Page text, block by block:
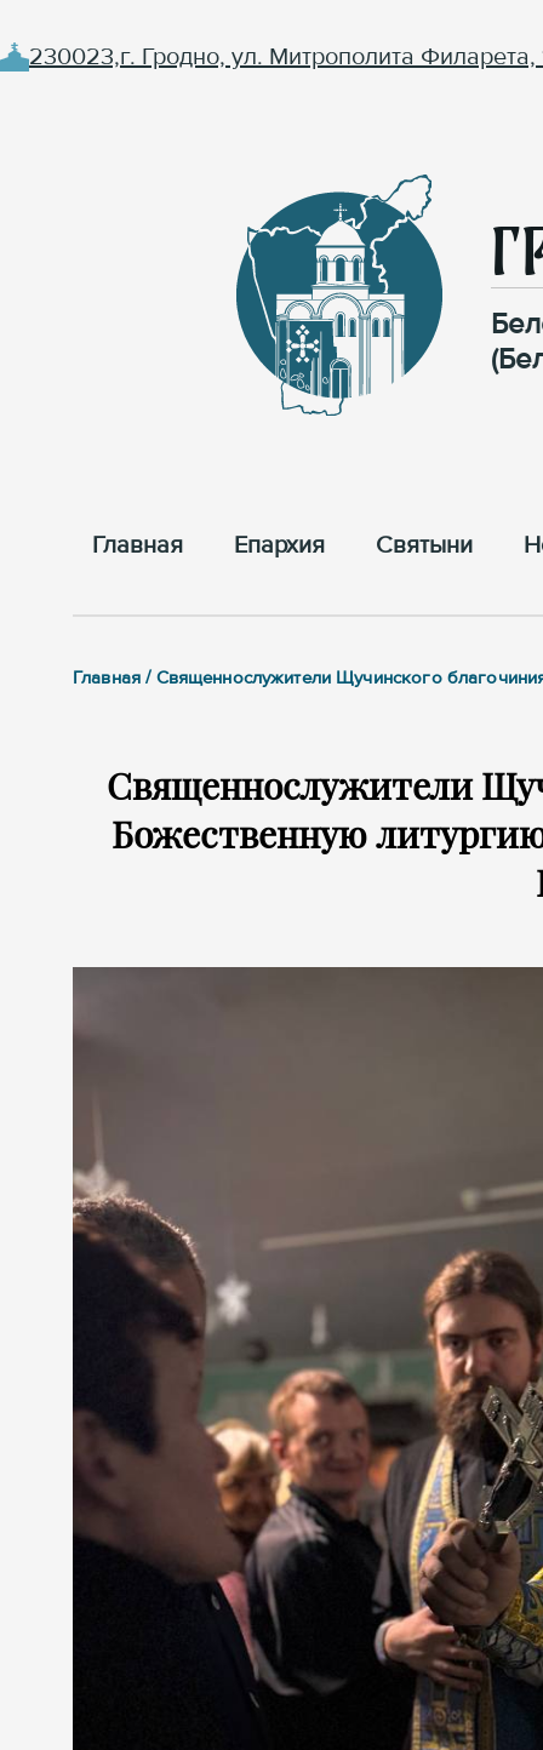
230023,г. Гродно, ул. Митрополита Филарета,
Главная Епархия Cвятыни
Главная / Священнослужители Щучинского
Священнослужители
Божественную